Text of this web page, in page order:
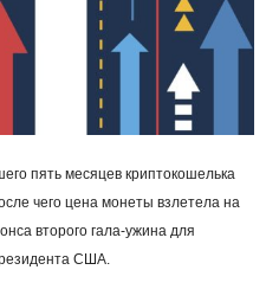
пять месяцев криптокошелька
чего цена монеты взлетела на
второго гала‑ужина для
США.